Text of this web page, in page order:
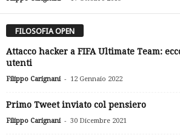
FILOSOFIA OPEN
Attacco hacker a FIFA Ultimate Team:
utenti
Filippo Carignani - 12 Gennaio 2022
Primo Tweet inviato col pensiero
Filippo Carignani - 30 Dicembre 2021